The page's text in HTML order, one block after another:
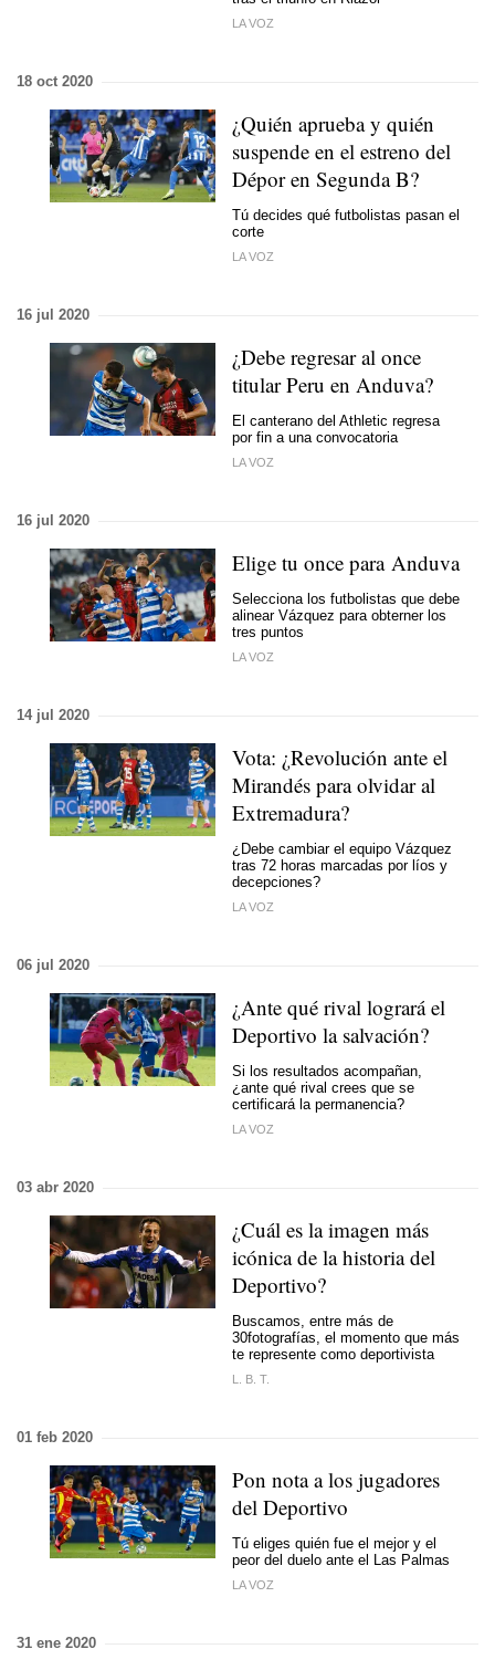
LA VOZ
18 oct 2020
¿Quién aprueba y quién
suspende en el estreno del
Dépor en Segunda B?
Tú decides qué futbolistas pasan el
corte
LA VOZ
16 jul 2020
¿Debe regresar al once
titular Peru en Anduva?
El canterano del Athletic regresa
por fin a una convocatoria
LA VOZ
16 jul 2020
Elige tu once para Anduva
Selecciona los futbolistas que debe
alinear Vázquez para obterner los
tres puntos
LA VOZ
14 jul 2020
Vota: ¿Revolución ante el
Mirandés para olvidar al
Extremadura?
¿Debe cambiar el equipo Vázquez
tras 72 horas marcadas por líos y
decepciones?
LA VOZ
06 jul 2020
¿Ante qué rival logrará el
Deportivo la salvación?
Si los resultados acompañan,
¿ante qué rival crees que se
certificará la permanencia?
LA VOZ
03 abr 2020
¿Cuál es la imagen más
icónica de la historia del
Deportivo?
Buscamos, entre más de
30fotografías, el momento que más
te represente como deportivista
L. B. T.
01 feb 2020
Pon nota a los jugadores
del Deportivo
Tú eliges quién fue el mejor y el
peor del duelo ante el Las Palmas
LA VOZ
31 ene 2020